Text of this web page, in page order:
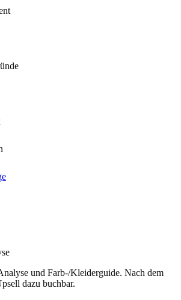
und Farb-/Kleiderguide. Nach dem
dazu buchbar.